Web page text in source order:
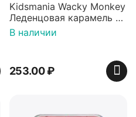
Kidsmania Wacky Monkey
Леденцовая карамель с
игрушкой Ваки Манки
12г, Китай
В наличии
253.00₽